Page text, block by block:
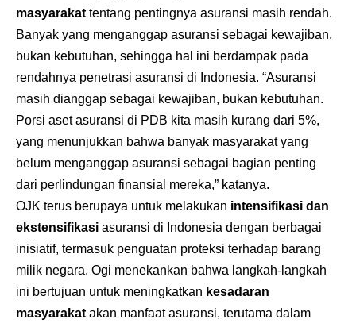
masyarakat tentang pentingnya asuransi masih rendah.
Banyak yang menganggap asuransi sebagai kewajiban,
bukan kebutuhan, sehingga hal ini berdampak pada
rendahnya penetrasi asuransi di Indonesia. “Asuransi
masih dianggap sebagai kewajiban, bukan kebutuhan.
Porsi aset asuransi di PDB kita masih kurang dari 5%,
yang menunjukkan bahwa banyak masyarakat yang
belum menganggap asuransi sebagai bagian penting
dari perlindungan finansial mereka,” katanya.
OJK terus berupaya untuk melakukan intensifikasi dan
ekstensifikasi asuransi di Indonesia dengan berbagai
inisiatif, termasuk penguatan proteksi terhadap barang
milik negara. Ogi menekankan bahwa langkah-langkah
ini bertujuan untuk meningkatkan kesadaran
masyarakat akan manfaat asuransi, terutama dalam